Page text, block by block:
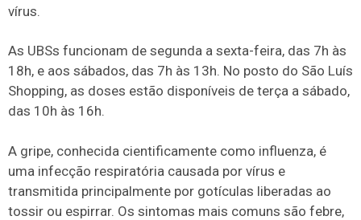
vírus.
As UBSs funcionam de segunda a sexta-feira, das 7h às
18h, e aos sábados, das 7h às 13h. No posto do São Luís
Shopping, as doses estão disponíveis de terça a sábado,
das 10h às 16h.
A gripe, conhecida cientificamente como influenza, é
uma infecção respiratória causada por vírus e
transmitida principalmente por gotículas liberadas ao
tossir ou espirrar. Os sintomas mais comuns são febre,